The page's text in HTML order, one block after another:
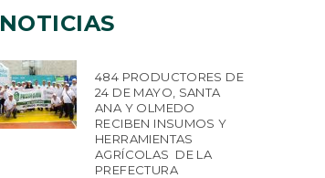
NOTICIAS
484 PRODUCTORES DE
24 DE MAYO, SANTA
ANA Y OLMEDO
RECIBEN INSUMOS Y
HERRAMIENTAS
AGRÍCOLAS DE LA
PREFECTURA